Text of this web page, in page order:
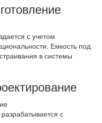
с учетом
Емкость под
в системы
с